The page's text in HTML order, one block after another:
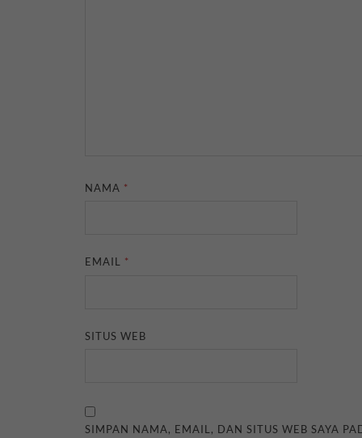
NAMA *
EMAIL *
SITUS WEB
SIMPAN NAMA, EMAIL, DAN SITUS WEB SAYA